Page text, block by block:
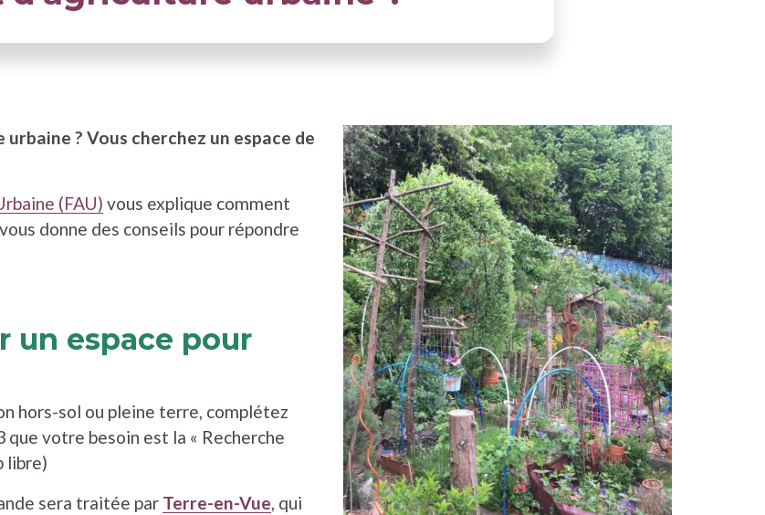
? Vous cherchez un espace de
(FAU) vous explique comment
donne des conseils pour répondre
un espace pour
hors-sol ou pleine terre, complétez
fenêtre
que votre besoin est la « Recherche
libre)
sera traitée par Terre-en-Vue, qui